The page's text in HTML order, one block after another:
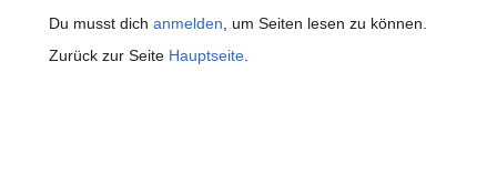
Du musst dich anmelden , um Seiten lesen zu können.
Zurück zur Seite Hauptseite